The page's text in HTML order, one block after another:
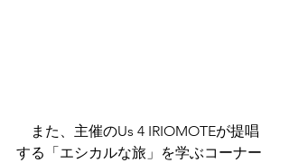
また、主催のUs 4 IRIOMOTEが提唱
する「エシカルな旅」を学ぶコーナー